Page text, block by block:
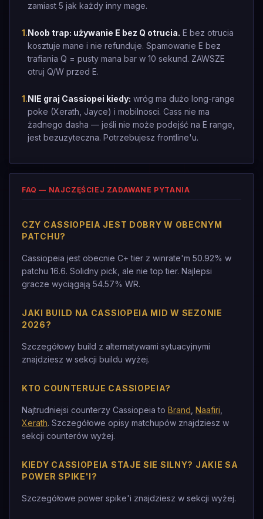
zamiast 5 jak każdy inny mage.
1.Noob trap: używanie E bez Q otrucia. E bez otrucia
kosztuje mane i nie refunduje. Spamowanie E bez
trafiania Q = pusty mana bar w 10 sekund. ZAWSZE
otruj Q/W przed E.
1.NIE graj Cassiopei kiedy: wróg ma dużo long-range
poke (Xerath, Jayce) i mobilnosci. Cass nie ma
żadnego dasha — jeśli nie może podejść na E range,
jest bezuzyteczna. Potrzebujesz frontline'u.
FAQ — NAJCZĘŚCIEJ ZADAWANE PYTANIA
CZY CASSIOPEIA JEST DOBRY W OBECNYM
PATCHU?
Cassiopeia jest obecnie C+ tier z winrate'm 50.92% w
patchu 16.6. Solidny pick, ale nie top tier. Najlepsi
gracze wyciągają 54.57% WR.
JAKI BUILD NA CASSIOPEIA MID W SEZONIE
2026?
Szczegółowy build z alternatywami sytuacyjnymi
znajdziesz w sekcji buildu wyżej.
KTO COUNTERUJE CASSIOPEIA?
Najtrudniejsi counterzy Cassiopeia to Brand Naafiri
Xerath. Szczegółowe opisy matchupów znajdziesz w
sekcji counterów wyżej.
KIEDY CASSIOPEIA STAJE SIE SILNY? JAKIE SA
POWER SPIKE'I?
Szczegółowe power spike'i znajdziesz w sekcji wyżej.